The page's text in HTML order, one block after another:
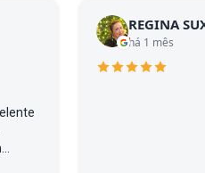
e
REGINA
há 1 mês